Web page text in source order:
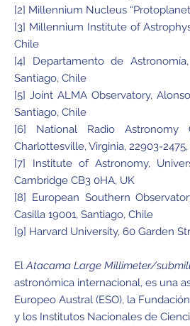
[2] Millennium Nucleus
[3] Millennium Institute of
Chile
[4] Departamento de
Santiago, Chile
[5] Joint ALMA Observatory,
Santiago, Chile
[6] National Radio Astronomy
Charlottesville, Virginia, 22903-2475,
[7] Institute of Astronomy,
Cambridge CB3 0HA, UK
[8] European Southern
Casilla 19001, Santiago, Chile
[9] Harvard University, 60 Garden
ElAtacama Large Millimeter/
astronómica internacional, es una
Europeo Austral (ESO), la
y los Institutos Nacionales de